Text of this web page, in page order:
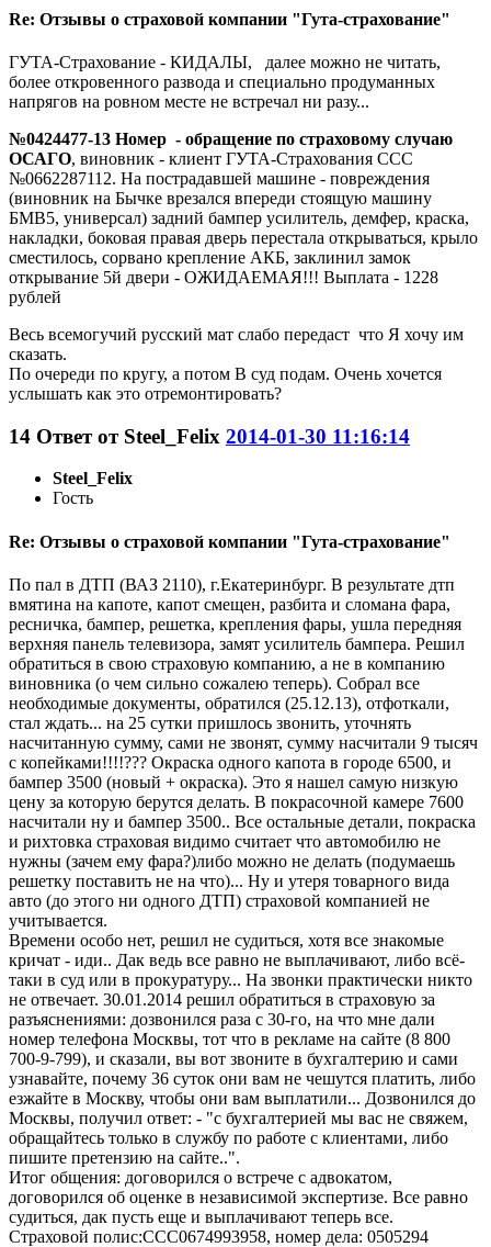
Re: Отзывы о страховой компании "Гута-страхование"
ГУТА-Страхование - КИДАЛЫ, далее можно не читать,
более откровенного развода и специально продуманных
напрягов на ровном месте не встречал ни разу...
№0424477-13 Номер - обращение по страховому случаю
ОСАГО, виновник - клиент ГУТА-Страхования ССС
№0662287112. На пострадавшей машине - повреждения
(виновник на Бычке врезался впереди стоящую машину
БМВ5, универсал) задний бампер усилитель, демфер, краска,
накладки, боковая правая дверь перестала открываться, крыло
сместилось, сорвано крепление АКБ, заклинил замок
открывание 5й двери - ОЖИДАЕМАЯ!!! Выплата - 1228
рублей
Весь всемогучий русский мат слабо передаст что Я хочу им
сказать.
По очереди по кругу, а потом В суд подам. Очень хочется
услышать как это отремонтировать?
14 Ответ от Steel_Felix 2014-01-30 11:16:14
Steel_Felix
Гость
Re: Отзывы о страховой компании "Гута-страхование"
По пал в ДТП (ВАЗ 2110), г.Екатеринбург. В результате дтп
вмятина на капоте, капот смещен, разбита и сломана фара,
ресничка, бампер, решетка, крепления фары, ушла передняя
верхняя панель телевизора, замят усилитель бампера. Решил
обратиться в свою страховую компанию, а не в компанию
виновника (о чем сильно сожалею теперь). Собрал все
необходимые документы, обратился (25.12.13), отфоткали,
стал ждать... на 25 сутки пришлось звонить, уточнять
насчитанную сумму, сами не звонят, сумму насчитали 9 тысяч
с копейками!!!!??? Окраска одного капота в городе 6500, и
бампер 3500 (новый + окраска). Это я нашел самую низкую
цену за которую берутся делать. В покрасочной камере 7600
насчитали ну и бампер 3500.. Все остальные детали, покраска
и рихтовка страховая видимо считает что автомобилю не
нужны (зачем ему фара?)либо можно не делать (подумаешь
решетку поставить не на что)... Ну и утеря товарного вида
авто (до этого ни одного ДТП) страховой компанией не
учитывается.
Времени особо нет, решил не судиться, хотя все знакомые
кричат - иди.. Дак ведь все равно не выплачивают, либо всё-
таки в суд или в прокуратуру... На звонки практически никто
не отвечает. 30.01.2014 решил обратиться в страховую за
разъяснениями: дозвонился раза с 30-го, на что мне дали
номер телефона Москвы, тот что в рекламе на сайте (8 800
700-9-799), и сказали, вы вот звоните в бухгалтерию и сами
узнавайте, почему 36 суток они вам не чешутся платить, либо
езжайте в Москву, чтобы они вам выплатили... Дозвонился до
Москвы, получил ответ: - "с бухгалтерией мы вас не свяжем,
обращайтесь только в службу по работе с клиентами, либо
пишите претензию на сайте..".
Итог общения: договорился о встрече с адвокатом,
договорился об оценке в независимой экспертизе. Все равно
судиться, дак пусть еще и выплачивают теперь все.
Страховой полис:ССС0674993958, номер дела: 0505294